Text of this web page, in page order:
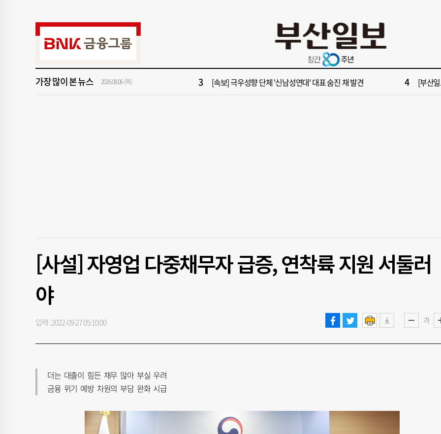
가장 많이 본 뉴스 2026.08.06 (목)
[속보] 폭염 부추기는 제13호 태풍 '돌핀' 이동경로 유동적…북쪽으로 꺾일까 [속보]
[속보] 극우성향 단체 '신남성연대' 대표 숨진 채 발견 [부산
5 "아들 결혼했는데, 또"…퇴임 앞두고 가짜 청첩장 뿌린 초등 교장 송치 6 '구포시
[사설] 자영업 다중채무자 급증, 연착륙 지원 서둘러
야
가
입력 : 2022-09-27 05:10:00
더는 대출이 힘든 채무 많아 부실 우려
금융 위기 예방 차원의 부담 완화 시급